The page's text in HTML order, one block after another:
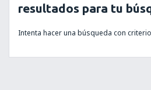
resultados para tu
Intenta hacer una búsqueda con